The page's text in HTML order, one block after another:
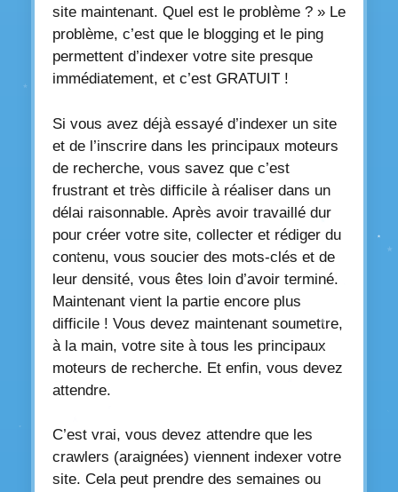
site maintenant. Quel est le problème ? » Le
problème, c’est que le blogging et le ping
permettent d’indexer votre site presque
immédiatement, et c’est GRATUIT !
Si vous avez déjà essayé d’indexer un site
et de l’inscrire dans les principaux moteurs
de recherche, vous savez que c’est
frustrant et très difficile à réaliser dans un
délai raisonnable. Après avoir travaillé dur
pour créer votre site, collecter et rédiger du
contenu, vous soucier des mots-clés et de
leur densité, vous êtes loin d’avoir terminé.
Maintenant vient la partie encore plus
difficile ! Vous devez maintenant soumettre,
à la main, votre site à tous les principaux
moteurs de recherche. Et enfin, vous devez
attendre.
C’est vrai, vous devez attendre que les
crawlers (araignées) viennent indexer votre
site. Cela peut prendre des semaines ou